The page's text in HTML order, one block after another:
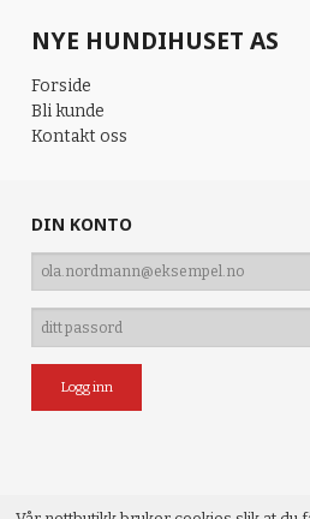
NYE HUNDIHUSET AS
Forside
Bli kunde
Kontakt oss
DIN KONTO